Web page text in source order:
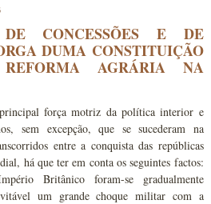
CONCESSÕES E DE
DUMA CONSTITUIÇÃO
AGRÁRIA NA
força motriz da política interior e
sem excepção, que se sucederam na
entre a conquista das repúblicas
há que ter em conta os seguintes factos:
Britânico foram-se gradualmente
um grande choque militar com a